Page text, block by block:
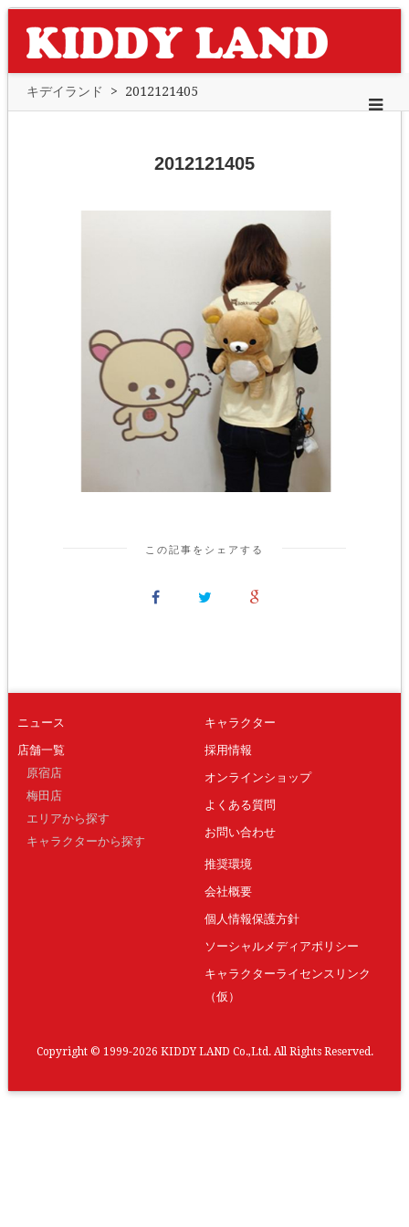
キデイランド > 2012121405
2012121405
この記事をシェアする
ニュース
店舗一覧
原宿店
梅田店
エリアから探す
キャラクターから探す
キャラクター
採用情報
オンラインショップ
よくある質問
お問い合わせ
推奨環境
会社概要
個人情報保護方針
ソーシャルメディアポリシー
キャラクターライセンスリンク
（仮）
Copyright © 1999-2026 KIDDY LAND Co.,Ltd. All Rights Reserved.